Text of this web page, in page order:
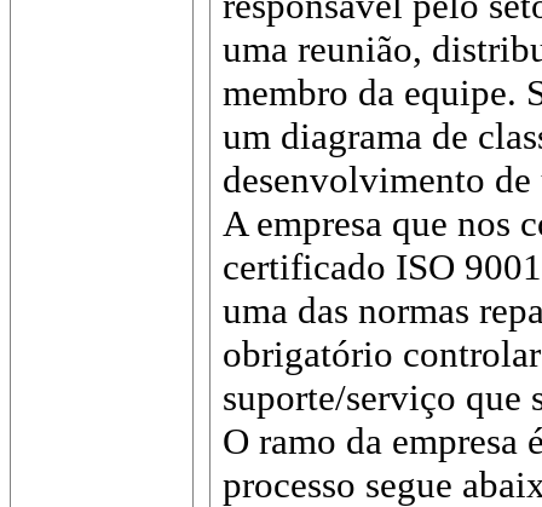
uma reunião,
membro da equipe.
um diagrama de
desenvolvimento
A empresa que nos
certificado ISO
uma das normas
obrigatório
suporte/serviço que
O ramo da empresa
processo segue